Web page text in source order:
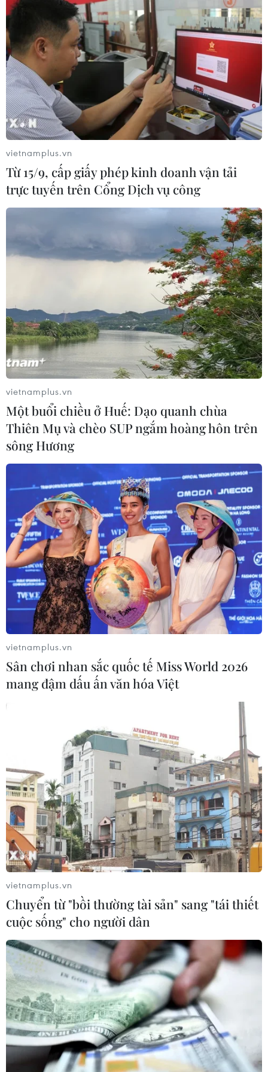
TIN CÙNG CHUYÊN MỤC
Bắt giữ 4 đối tượng trộm chó,
dùng súng tự chế tấn công công an
10/08/2026 04:36
vietnamplus.vn
Từ 15/9, cấp giấy phép kinh doanh vận tải
trực tuyến trên Cổng Dịch vụ công
vietnamplus.vn
Một buổi chiều ở Huế: Dạo quanh chùa
Thiên Mụ và chèo SUP ngắm hoàng hôn trên
sông Hương
vietnamplus.vn
Sân chơi nhan sắc quốc tế Miss World 2026
mang đậm dấu ấn văn hóa Việt
vietnamplus.vn
Chuyển từ "bồi thường tài sản" sang "tái thiết
cuộc sống" cho người dân